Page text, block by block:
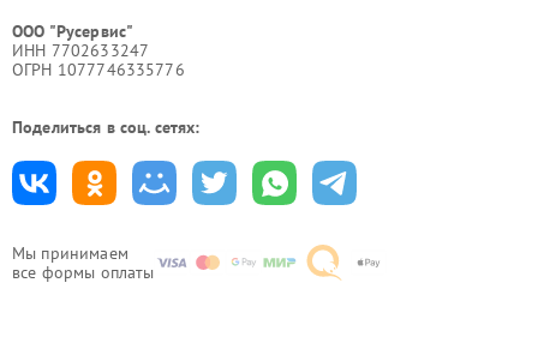
Мы принимаем
все формы оплаты
ООО "Русервис"
ИНН 7702633247
ОГРН 1077746335776
Поделиться в соц. сетях: